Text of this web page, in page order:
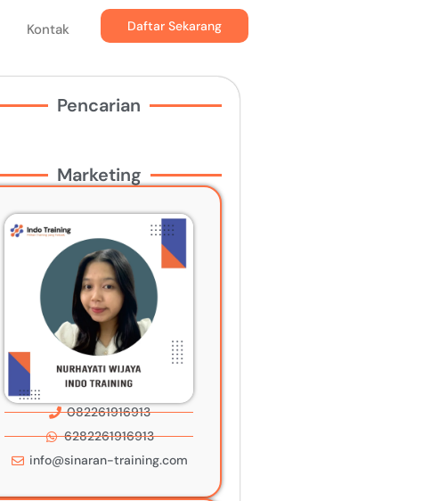
Kontak Daftar Sekarang
Pencarian
Marketing
082261916913
6282261916913
info@sinaran-training.com